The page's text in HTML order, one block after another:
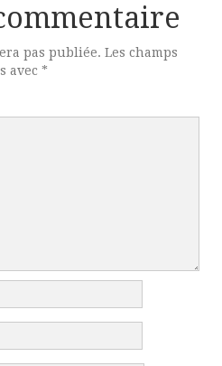
pas publiée. Les champs
avec *